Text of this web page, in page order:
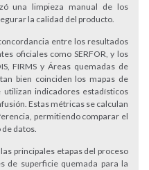
una limpieza manual de los
la calidad del producto.
entre los resultados
oficiales como SERFOR, y los
FIRMS y Áreas quemadas de
bien coinciden los mapas de
indicadores estadísticos
Estas métricas se calculan
permitiendo comparar el
datos.
principales etapas del proceso
de superficie quemada para la